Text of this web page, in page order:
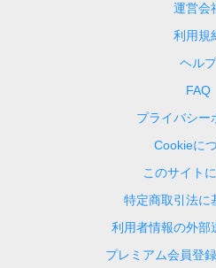
運営会
利用規
ヘルプ
FAQ
プライバシー
Cookieに
このサイト
特定商取引法に
利用者情報の外部
プレミアム会員登